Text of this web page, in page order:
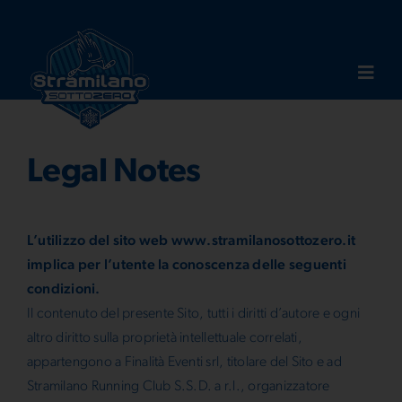
News
Photogallery
Legal Notes
L’utilizzo del sito web www.stramilanosottozero.it
implica per l’utente la conoscenza delle seguenti
condizioni.
Il contenuto del presente Sito, tutti i diritti d’autore e ogni
altro diritto sulla proprietà intellettuale correlati,
appartengono a Finalità Eventi srl, titolare del Sito e ad
Stramilano Running Club S.S.D. a r.l., organizzatore